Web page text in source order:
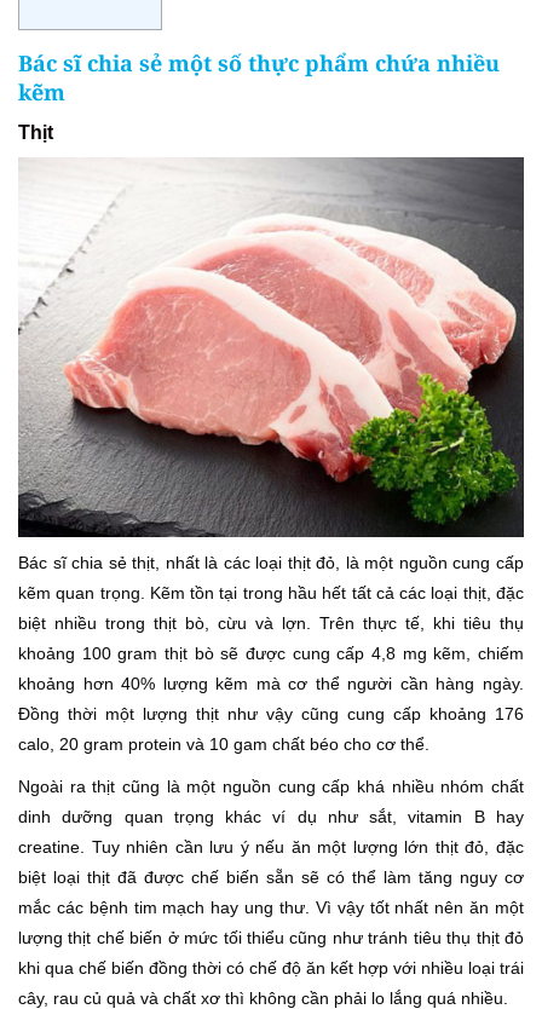
Bác sĩ chia sẻ một số thực phẩm chứa nhiều
kẽm
Thịt
Bác sĩ chia sẻ thịt, nhất là các loại thịt đỏ, là một nguồn cung cấp
kẽm quan trọng. Kẽm tồn tại trong hầu hết tất cả các loại thịt, đặc
biệt nhiều trong thịt bò, cừu và lợn. Trên thực tế, khi tiêu thụ
khoảng 100 gram thịt bò sẽ được cung cấp 4,8 mg kẽm, chiếm
khoảng hơn 40% lượng kẽm mà cơ thể người cần hàng ngày.
Đồng thời một lượng thịt như vậy cũng cung cấp khoảng 176
calo, 20 gram protein và 10 gam chất béo cho cơ thể.
Ngoài ra thịt cũng là một nguồn cung cấp khá nhiều nhóm chất
dinh dưỡng quan trọng khác ví dụ như sắt, vitamin B hay
creatine. Tuy nhiên cần lưu ý nếu ăn một lượng lớn thịt đỏ, đặc
biệt loại thịt đã được chế biến sẵn sẽ có thể làm tăng nguy cơ
mắc các bệnh tim mạch hay ung thư. Vì vậy tốt nhất nên ăn một
lượng thịt chế biến ở mức tối thiểu cũng như tránh tiêu thụ thịt đỏ
khi qua chế biến đồng thời có chế độ ăn kết hợp với nhiều loại trái
cây, rau củ quả và chất xơ thì không cần phải lo lắng quá nhiều.